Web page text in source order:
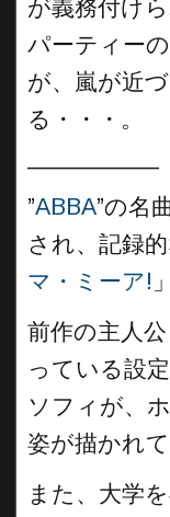
が義務付け
パーティー
が、嵐が近
る・・・。
”ABBA”の名
され、記録
マ・ミーア!
前作の主人
っている設
ソフィが、
姿が描かれて
また、大学